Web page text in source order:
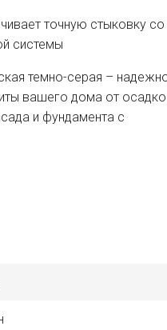
точную стыковку со
системы
темно-серая –
вашего дома от
и фундамента с